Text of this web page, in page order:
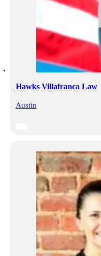
Hawks Villafranca Law
Austin